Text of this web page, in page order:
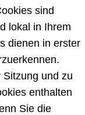
sind
lokal in Ihrem
dienen in erster
und zu
enthalten
Sie die